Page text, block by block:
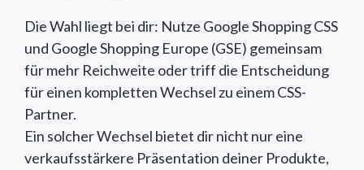
Die Wahl liegt bei dir: Nutze Google Shopping CSS
und Google Shopping Europe (GSE) gemeinsam
für mehr Reichweite oder triff die Entscheidung
für einen kompletten Wechsel zu einem CSS-
Partner.
Ein solcher Wechsel bietet dir nicht nur eine
verkaufsstärkere Präsentation deiner Produkte,